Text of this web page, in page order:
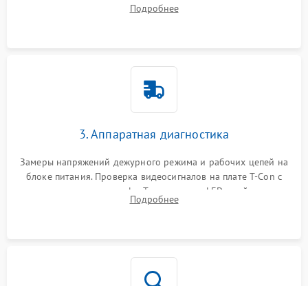
Проверка надежности фиксации и целостности шлейфов.
Подробнее
3. Аппаратная диагностика
Замеры напряжений дежурного режима и рабочих цепей на
блоке питания. Проверка видеосигналов на плате T-Con с
помощью осциллографа. Тестирование LED-драйвера и
светодиодных планок подсветки мультиметром.
Подробнее